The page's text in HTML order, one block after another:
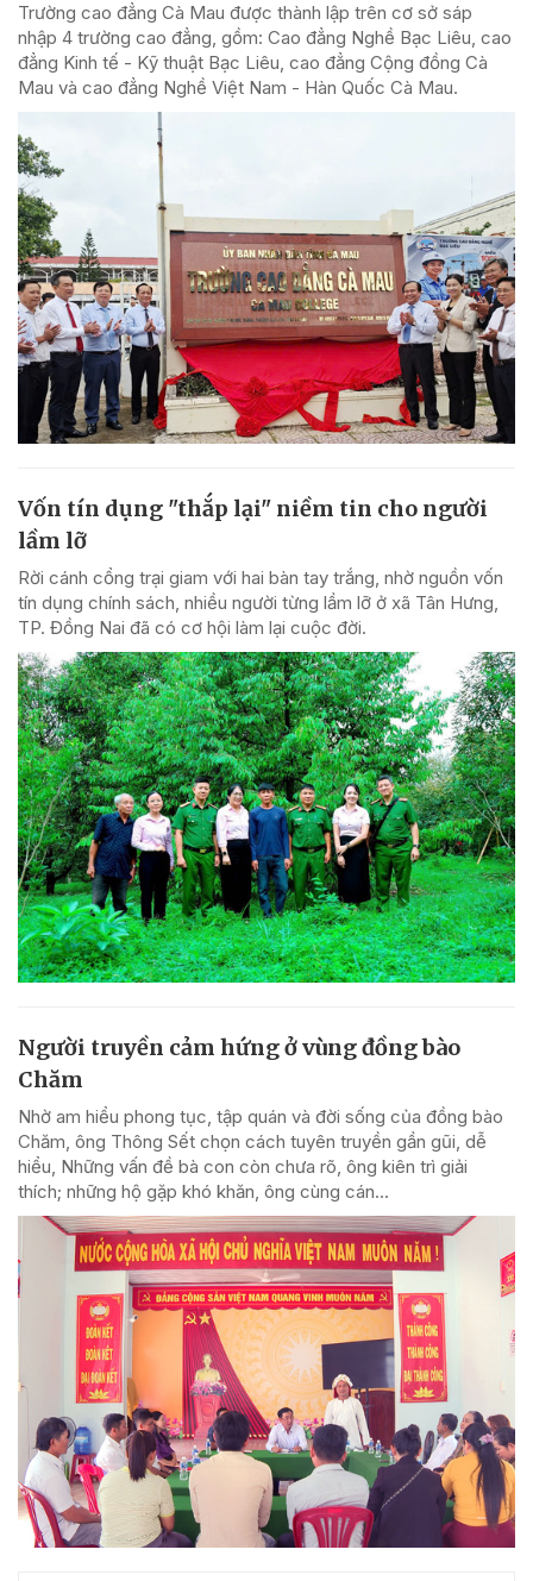
Trường cao đẳng Cà Mau được thành lập trên cơ sở sáp
nhập 4 trường cao đẳng, gồm: Cao đẳng Nghề Bạc Liêu, cao
đẳng Kinh tế - Kỹ thuật Bạc Liêu, cao đẳng Cộng đồng Cà
Mau và cao đẳng Nghề Việt Nam - Hàn Quốc Cà Mau.
Vốn tín dụng "thắp lại" niềm tin cho người
lầm lỡ
Rời cánh cổng trại giam với hai bàn tay trắng, nhờ nguồn vốn
tín dụng chính sách, nhiều người từng lầm lỡ ở xã Tân Hưng,
TP. Đồng Nai đã có cơ hội làm lại cuộc đời.
Người truyền cảm hứng ở vùng đồng bào
Chăm
Nhờ am hiểu phong tục, tập quán và đời sống của đồng bào
Chăm, ông Thông Sết chọn cách tuyên truyền gần gũi, dễ
hiểu, Những vấn đề bà con còn chưa rõ, ông kiên trì giải
thích; những hộ gặp khó khăn, ông cùng cán...